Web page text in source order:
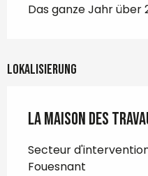
Das ganze Jahr über
Lokalisierung
La Maison des
Secteur d'intervention
Fouesnant